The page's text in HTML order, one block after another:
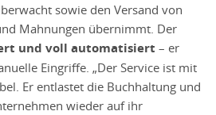
sowie den Versand von
Mahnungen übernimmt. Der
und voll automatisiert – er
Eingriffe. „Der Service ist mit
Er entlastet die Buchhaltung und
wieder auf ihr